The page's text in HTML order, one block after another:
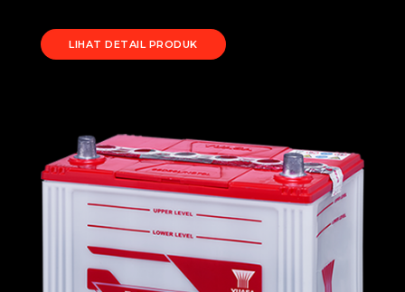
LIHAT DETAIL PRODUK